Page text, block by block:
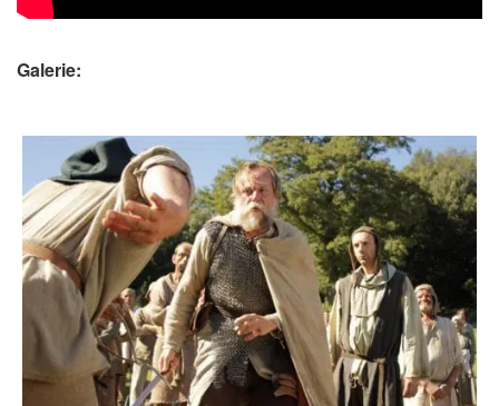
Galerie: